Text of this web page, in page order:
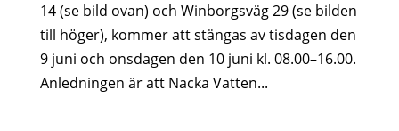
14 (se bild ovan) och Winborgsväg 29 (se bilden
till höger), kommer att stängas av tisdagen den
9 juni och onsdagen den 10 juni kl. 08.00–16.00.
Anledningen är att Nacka Vatten...